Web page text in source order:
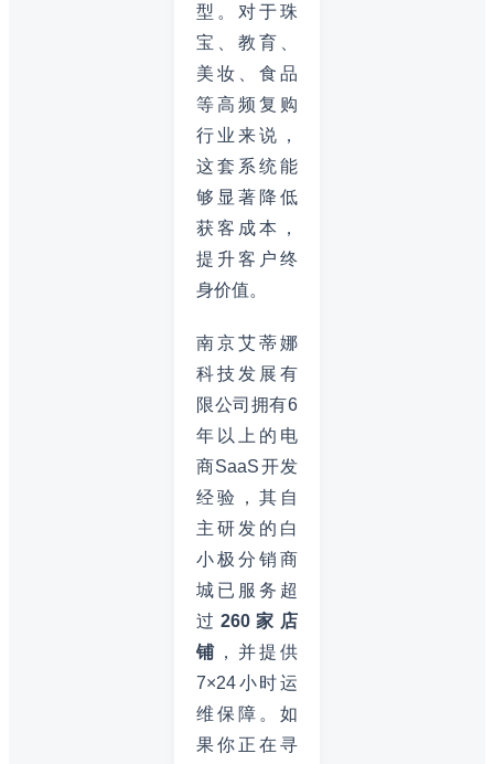
型。对于珠
宝、教育、
美妆、食品
等高频复购
行业来说，
这套系统能
够显著降低
获客成本，
提升客户终
身价值。
南京艾蒂娜
科技发展有
限公司拥有6
年以上的电
商SaaS开发
经验，其自
主研发的白
小极分销商
城已服务超
过 260家店
铺 ，并提供
7×24小时运
维保障。如
果你正在寻